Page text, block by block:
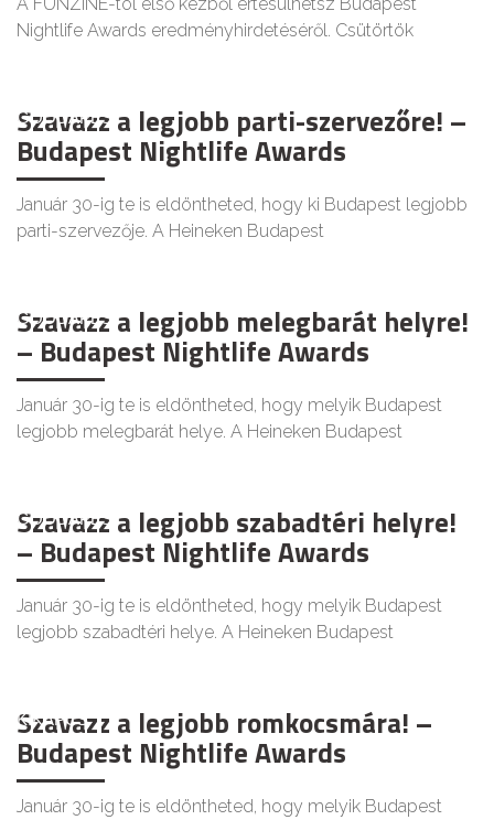
Nightlife Awards eredményhirdetéséről. Csütörtök
GOODAPEST
Szavazz a legjobb parti-szervezőre! –
Budapest Nightlife Awards
Január 30-ig te is eldöntheted, hogy ki Budapest legjobb
parti-szervezője. A Heineken Budapest
GOODAPEST
Szavazz a legjobb melegbarát helyre!
– Budapest Nightlife Awards
Január 30-ig te is eldöntheted, hogy melyik Budapest
legjobb melegbarát helye. A Heineken Budapest
GOODAPEST
Szavazz a legjobb szabadtéri helyre!
– Budapest Nightlife Awards
Január 30-ig te is eldöntheted, hogy melyik Budapest
legjobb szabadtéri helye. A Heineken Budapest
KIKAPCS
Szavazz a legjobb romkocsmára! –
Budapest Nightlife Awards
Január 30-ig te is eldöntheted, hogy melyik Budapest